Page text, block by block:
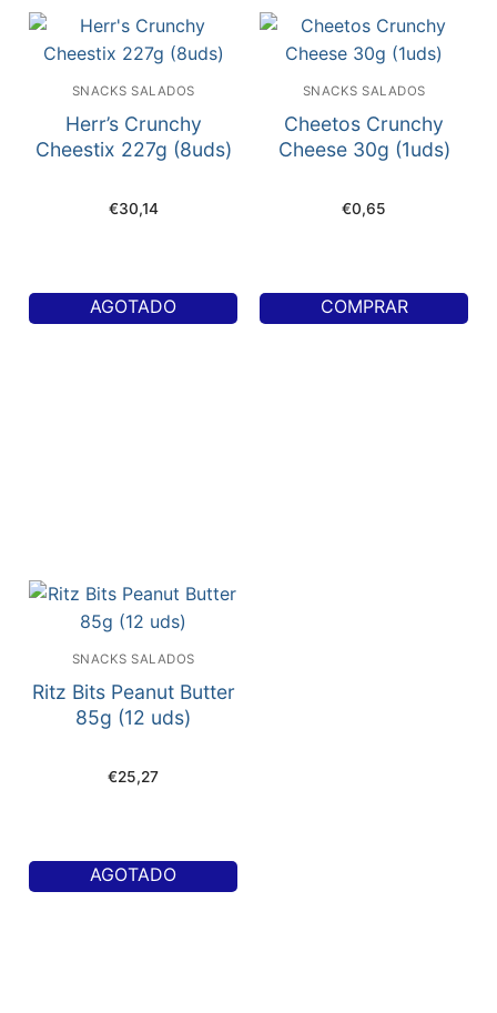
SNACKS SALADOS
Herr’s Crunchy
Cheestix 227g (8uds)
€30,14
AGOTADO
SNACKS SALADOS
Cheetos Crunchy
Cheese 30g (1uds)
€0,65
COMPRAR
SNACKS SALADOS
Ritz Bits Peanut Butter
85g (12 uds)
€25,27
AGOTADO